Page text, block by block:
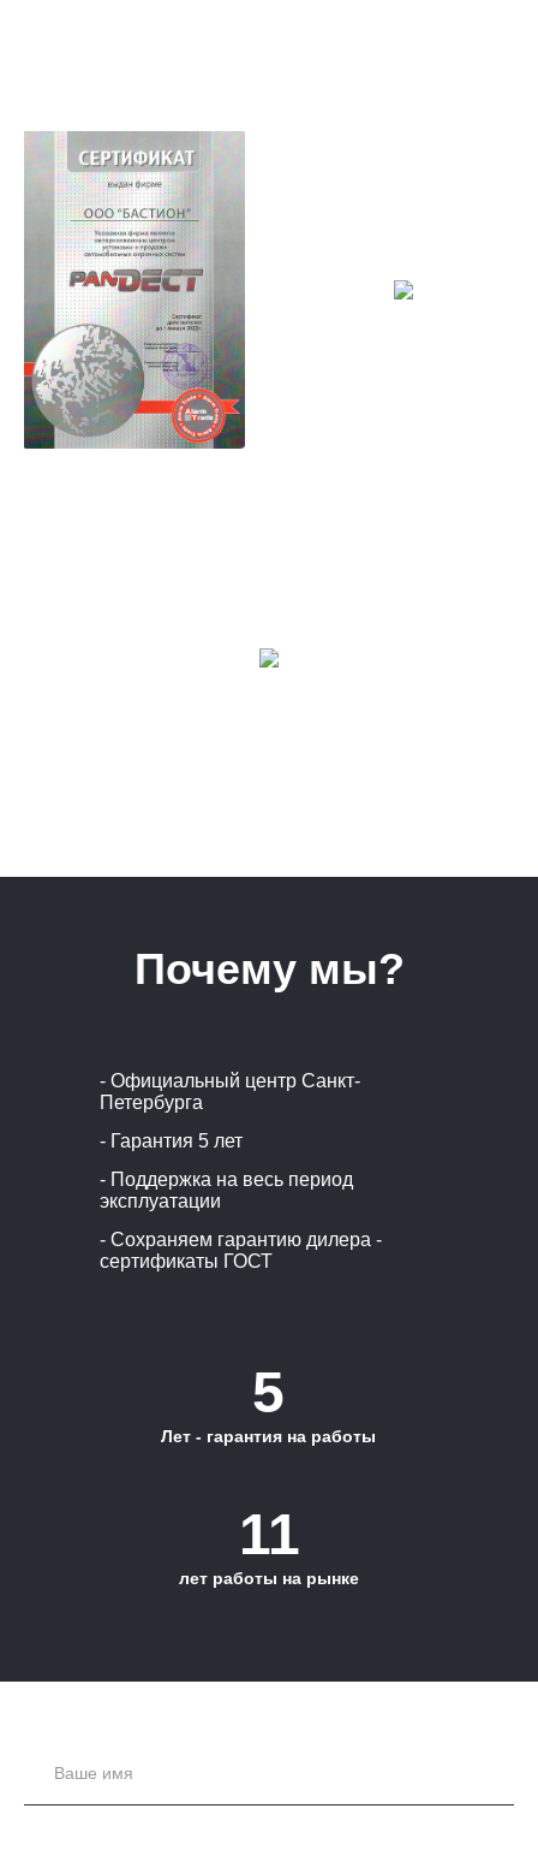
11
лет работы на рынке
5
Лет - гарантия на работы
- Официальный центр Санкт-
Петербурга
- Гарантия 5 лет
- Поддержка на весь период
эксплуатации
- Сохраняем гарантию дилера -
сертификаты ГОСТ
Почему мы?